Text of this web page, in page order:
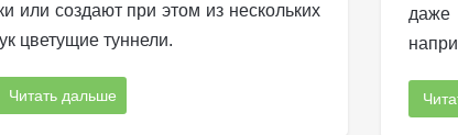
или создают при этом из нескольких
цветущие туннели.
Читать дальше